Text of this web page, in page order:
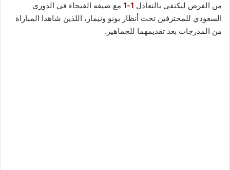
من الفرص ليكتفي بالتعادل
مع ضيفه الفيحاء في الدوري
السعودي للمحترفين تحت أنظار بونو ونيمار، اللذين شاهدا المباراة
من المدرجات بعد تقديمهما للجماهير.